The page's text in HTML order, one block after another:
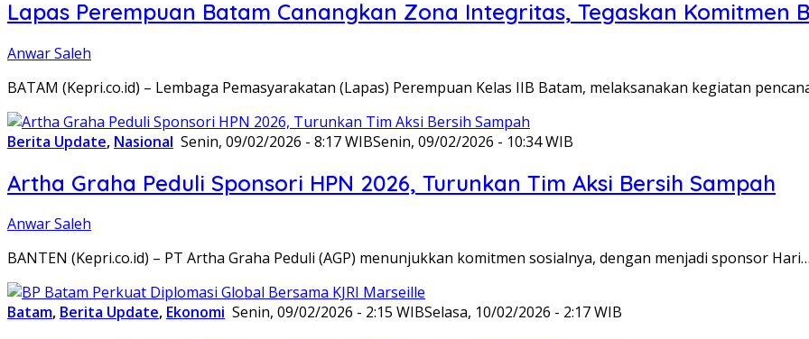
Lapas Perempuan Batam Canangkan Zona Integritas, Tegaskan Komitmen
Anwar Saleh
BATAM (Kepri.co.id) – Lembaga Pemasyarakatan (Lapas) Perempuan Kelas IIB Batam, melaksanakan kegiatan
Berita Update, Nasional Senin, 09/02/2026 - 8:17 WIBSenin, 09/02/2026 - 10:34 WIB
Artha Graha Peduli Sponsori HPN 2026, Turunkan Tim Aksi Bersih Sampah
Anwar Saleh
BANTEN (Kepri.co.id) – PT Artha Graha Peduli (AGP) menunjukkan komitmen sosialnya, dengan menjadi sponsor Hari…
Batam, Berita Update, Ekonomi Senin, 09/02/2026 - 2:15 WIBSelasa, 10/02/2026 - 2:17 WIB